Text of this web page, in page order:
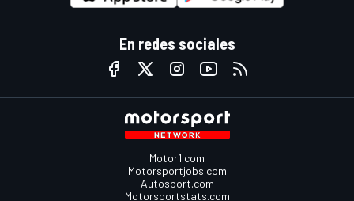
En redes sociales
Motor1.com
Motorsportjobs.com
Autosport.com
Motorsportstats.com